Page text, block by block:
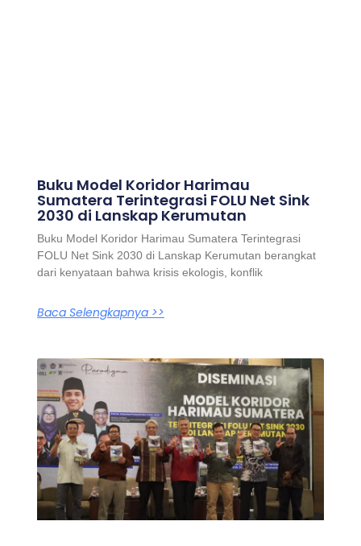
Buku Model Koridor Harimau
Sumatera Terintegrasi FOLU Net Sink
2030 di Lanskap Kerumutan
Buku Model Koridor Harimau Sumatera Terintegrasi
FOLU Net Sink 2030 di Lanskap Kerumutan berangkat
dari kenyataan bahwa krisis ekologis, konflik
Baca Selengkapnya >>